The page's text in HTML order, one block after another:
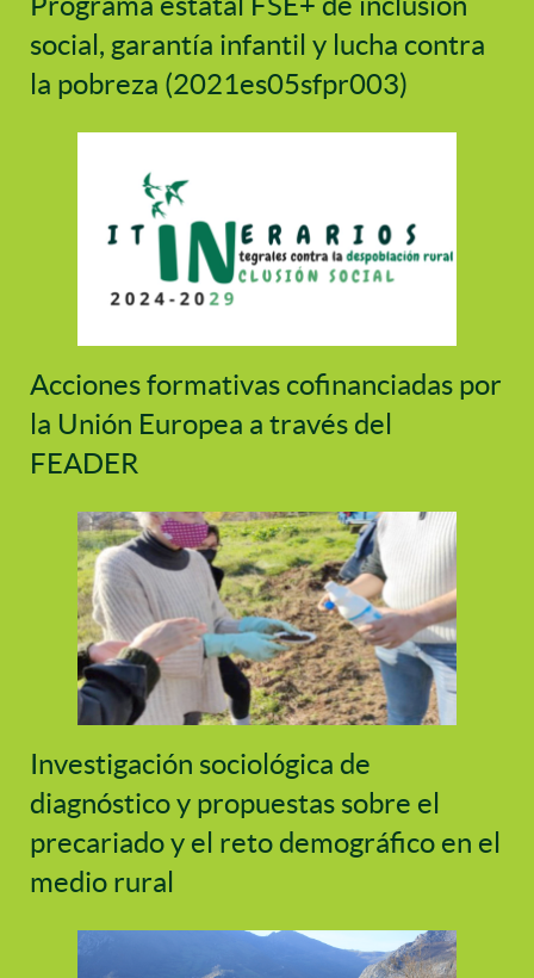
social, garantía infantil y lucha contra
la pobreza (2021es05sfpr003)
Acciones formativas cofinanciadas por
la Unión Europea a través del
FEADER
Investigación sociológica de
diagnóstico y propuestas sobre el
precariado y el reto demográfico en el
medio rural